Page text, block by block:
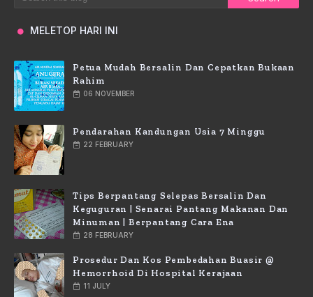
MELETOP HARI INI
Petua Mudah Bersalin Dan Cepatkan Bukaan
Rahim
06 NOVEMBER
Pendarahan Kandungan Usia 7 Minggu
22 FEBRUARY
Tips Berpantang Selepas Bersalin Dan
Keguguran | Senarai Pantang Makanan Dan
Minuman | Berpantang Cara Ena
28 FEBRUARY
Prosedur Dan Kos Pembedahan Buasir @
Hemorrhoid Di Hospital Kerajaan
11 JULY